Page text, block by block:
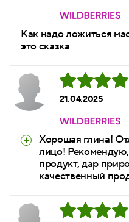
Как надо ложиться
это сказка
21.04.2025
Хорошая глина!
лицо!
продукт, дар
качественный